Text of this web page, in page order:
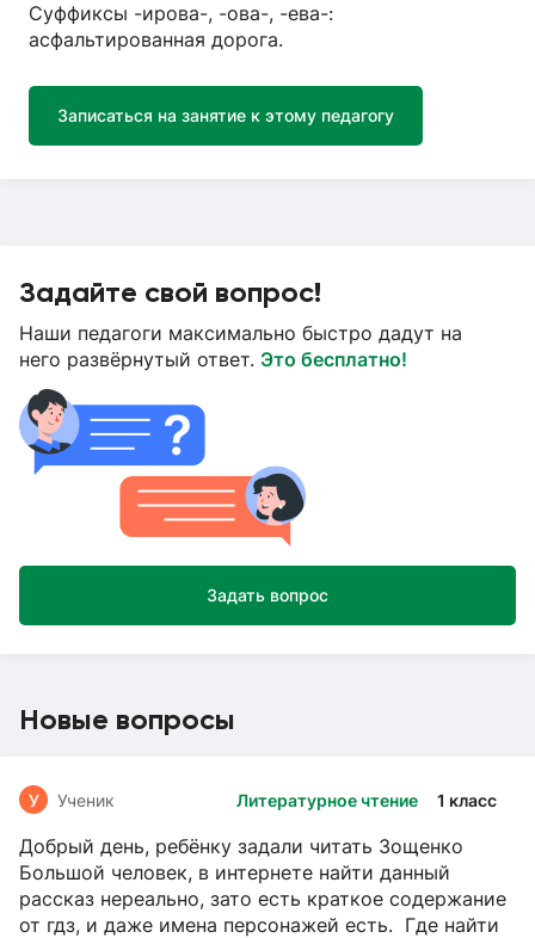
Суффиксы -ирова-, -ова-, -ева-:
асфальтированная дорога.
Записаться на занятие к этому педагогу
Задайте свой вопрос!
Наши педагоги максимально быстро дадут на
него развёрнутый ответ. Это бесплатно!
Задать вопрос
Новые вопросы
Литературное чтение 1 класс
У Ученик
Добрый день, ребёнку задали читать Зощенко
Большой человек, в интернете найти данный
рассказ нереально, зато есть краткое содержание
от гдз, и даже имена персонажей есть. Где найти